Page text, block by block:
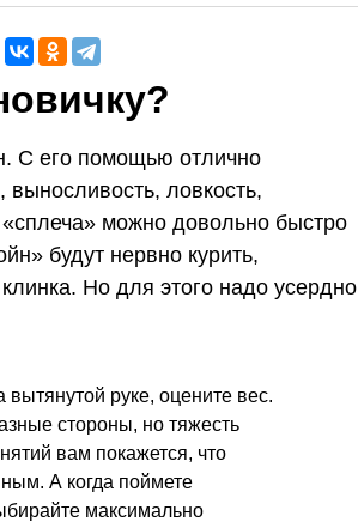
С его помощью отлично
ловкость,
можно довольно быстро
будут нервно курить,
Но для этого надо усердно
руке, оцените вес.
стороны, но тяжесть
вам покажется, что
А когда поймете
максимально